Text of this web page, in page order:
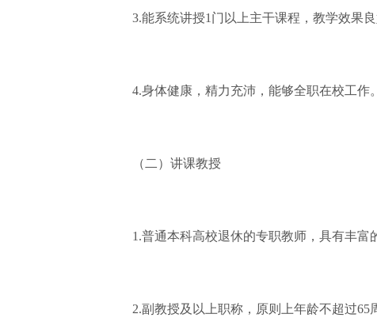
3.能系统讲授1门以上主干课程，教学效果良
4.身体健康，精力充沛，能够全职在校工作。
（二）讲课教授
1.普通本科高校退休的专职教师，具有丰富
2.副教授及以上职称，原则上年龄不超过65